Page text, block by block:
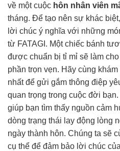
về một cuộc hôn nhân viên
tháng. Để tạo nên sự khác
lời chúc ý nghĩa với những
từ FATAGI. Một chiếc bánh
được chuẩn bị tỉ mỉ sẽ làm
phần trọn vẹn. Hãy cùng
nhất để gửi gắm thông điệp
quan trọng trong cuộc đời
giúp bạn tìm thấy nguồn cảm
dòng trạng thái lay động lòng
ngày thành hôn. Chúng ta sẽ
cụ thể để đảm bảo lời chúc